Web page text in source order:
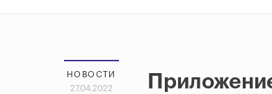
НОВОСТИ
27.04.2022